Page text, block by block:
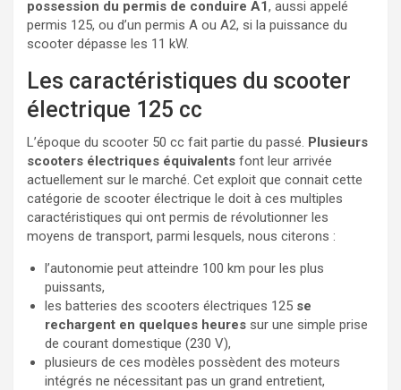
possession du permis de conduire A1, aussi appelé
permis 125, ou d’un permis A ou A2, si la puissance du
scooter dépasse les 11 kW.
Les caractéristiques du scooter
électrique 125 cc
L’époque du scooter 50 cc fait partie du passé. Plusieurs
scooters électriques équivalents font leur arrivée
actuellement sur le marché. Cet exploit que connait cette
catégorie de scooter électrique le doit à ces multiples
caractéristiques qui ont permis de révolutionner les
moyens de transport, parmi lesquels, nous citerons :
l’autonomie peut atteindre 100 km pour les plus
puissants,
les batteries des scooters électriques 125 se
rechargent en quelques heures sur une simple prise
de courant domestique (230 V),
plusieurs de ces modèles possèdent des moteurs
intégrés ne nécessitant pas un grand entretient,